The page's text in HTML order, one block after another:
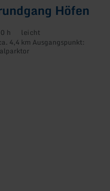
Höfen
h Anforderung:
leicht
4,4 km Ausgangspunkt: